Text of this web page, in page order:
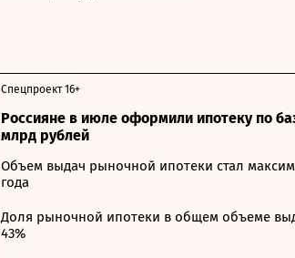
Россияне в июле оформили ипотеку по
млрд рублей
Спецпроект 16+
Объем выдач рыночной ипотеки стал
года
Доля рыночной ипотеки в общем объеме
43%